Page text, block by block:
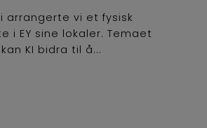
arrangerte vi et fysisk
i EY sine lokaler. Temaet
KI bidra til å...